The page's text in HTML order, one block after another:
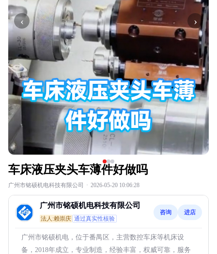
‹ ›
车床液压夹头车薄件好做吗
广州市铭硕机电科技有限公司 · 2026-05-20 10:06:28
广州市铭硕机电科技有限公司
法人:赖崇庆 通过真实性核验
咨询 进店
广州市铭硕机电，位于番禺区，主营数控车床等机床设
备，2018年成立，专业制造，经验丰富，权威可靠，服务